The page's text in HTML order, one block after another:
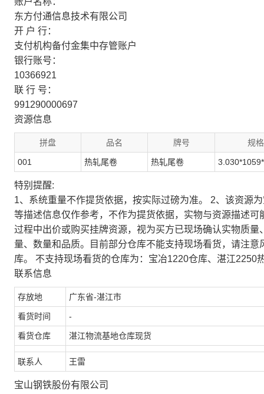
东方付通信息技术有限公司
开 户 行：
支付机构备付金集中存管账户
银行账号：
10366921
联 行 号：
991290000697
资源信息
拼盘 品名 牌号 规格
001 热轧尾卷 热轧尾卷
特别提醒:
1、系统重量不作提货依据，按实际过磅为准。 2、该资源
等描述信息仅作参考，不作为提货依据，实物与资源描述
过程中出价或购买挂牌资源，视为买方已现场确认实物质
量、数量和品质。目前部分仓库不能支持现场看货，请注
库。 不支持现场看货的仓库为：宝冶1220仓库、湛江2250
联系信息
存放地 广东省-湛江市
看货时间 -
看货仓库 湛江物流基地仓库现货
联系人 王雷
宝山钢铁股份有限公司